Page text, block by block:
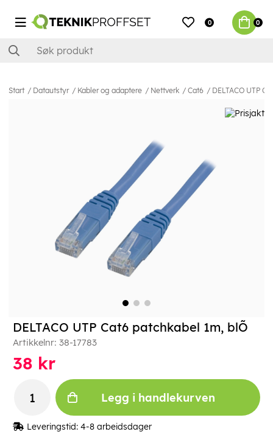
0 0
Start Datautstyr Kabler og adaptere Nettverk Cat6 DELTACO UTP
DELTACO UTP Cat6 patchkabel 1m, blÕ
Artikkelnr: 38-17783
38 kr
Legg i handlekurven
Leveringstid: 4-8 arbeidsdager